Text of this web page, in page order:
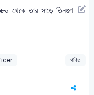
থেকে তার সাড়ে তিনগুণ
গণিত